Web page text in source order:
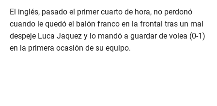
El inglés, pasado el primer cuarto de hora, no perdonó
cuando le quedó el balón franco en la frontal tras un mal
despeje Luca Jaquez y lo mandó a guardar de volea (0-1)
en la primera ocasión de su equipo.